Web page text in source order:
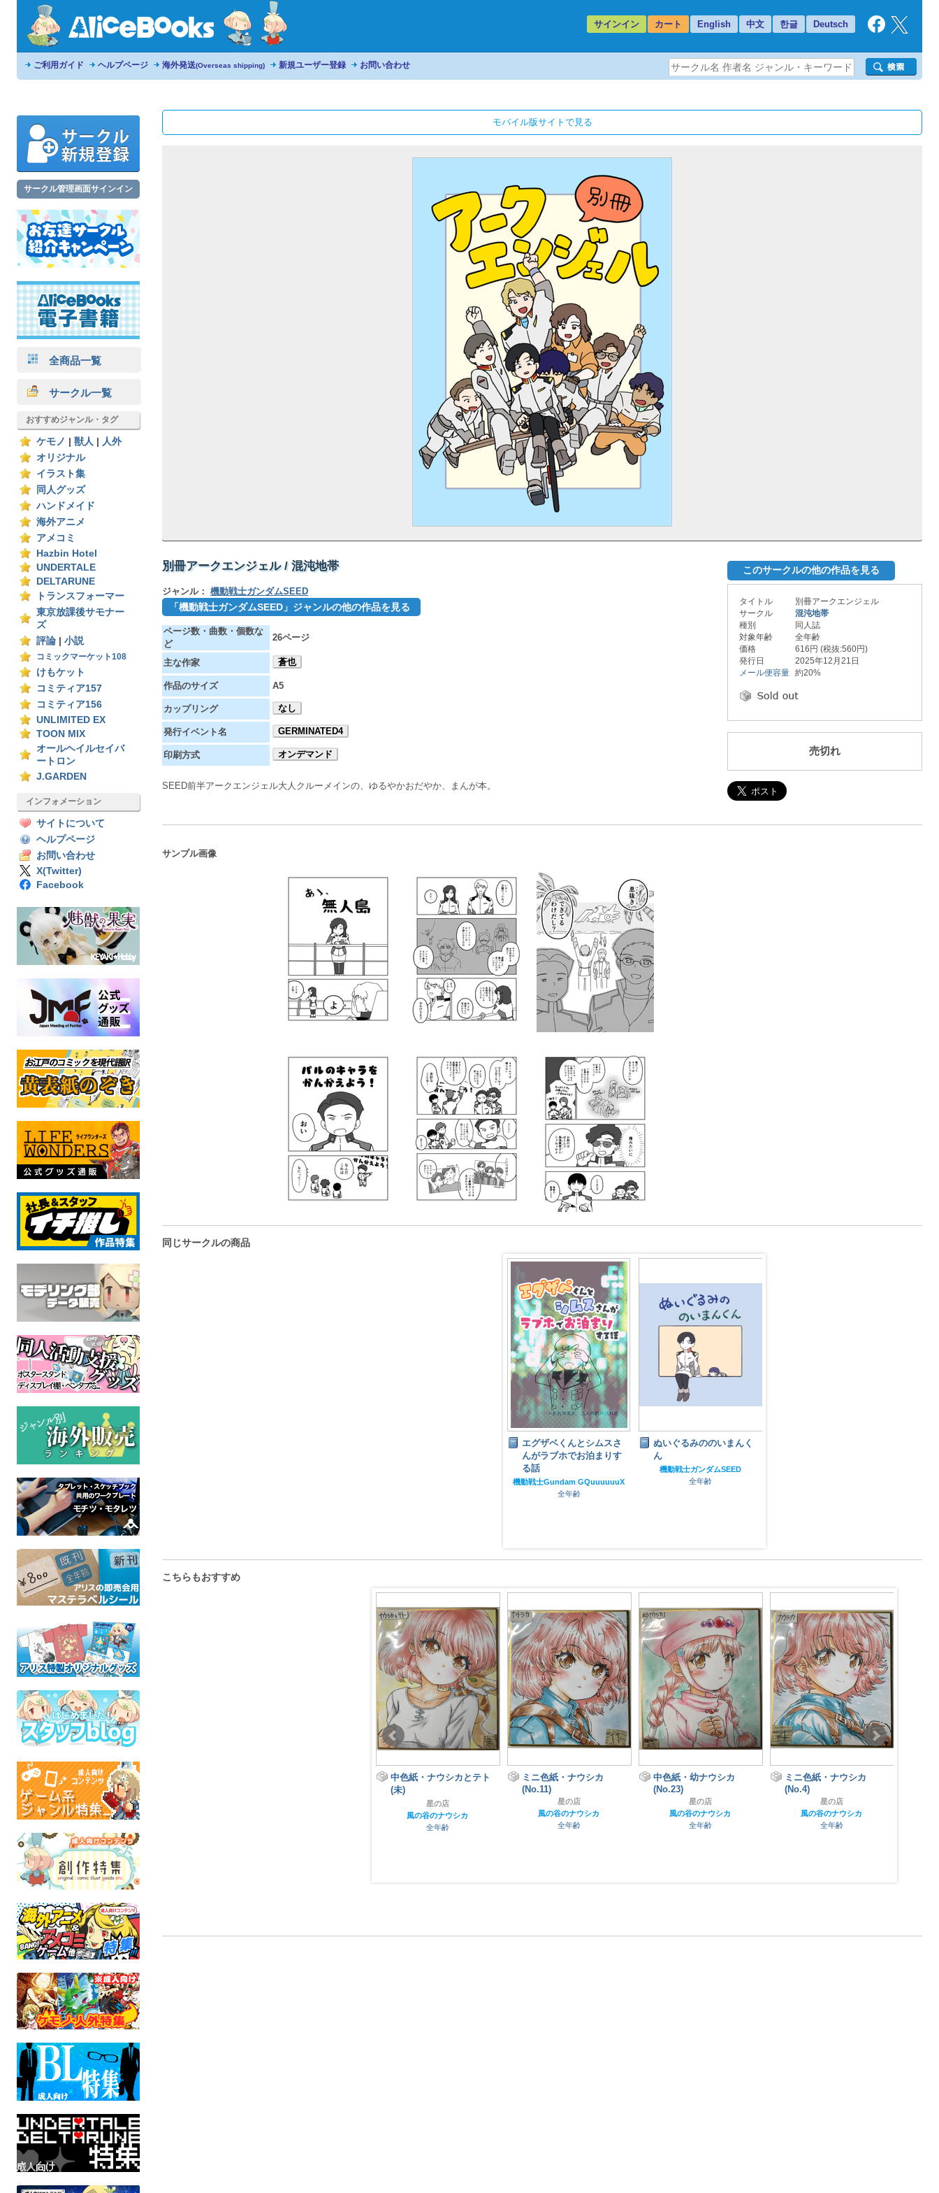
サインイン カート English 中文 한글 Deutsch
ご利用ガイド ヘルプページ 海外発送(Overseas shipping) 新規ユーザー登録 お問い合わせ
サークル管理画面サインイン
全商品一覧
サークル一覧
おすすめジャンル・タグ
ケモノ 獣人
人外
オリジナル
イラスト集
同人グッズ
ハンドメイド
海外アニメ
アメコミ
Hazbin Hotel
UNDERTALE
DELTARUNE
トランスフォーマー
東京放課後サモナー
ズ
評論
小説
コミックマーケット108
けもケット
コミティア157
コミティア156
UNLIMITED EX
TOON MIX
オールヘイルセイバ
ートロン
J.GARDEN
インフォメーション
サイトについて
ヘルプページ
お問い合わせ
X(Twitter)
Facebook
モバイル版サイトで見る
別冊アークエンジェル / 混沌地帯
ジャンル： 機動戦士ガンダムSEED
「機動戦士ガンダムSEED」ジャンルの他の作品を見る
ページ数・曲数・個数な
ど
26ページ
主な作家 蒼也
作品のサイズ A5
カップリング なし
発行イベント名 GERMINATED4
印刷方式 オンデマンド
SEED前半アークエンジェル大人クルーメインの、ゆるやかおだやか、まんが本。
このサークルの他の作品を見る
タイトル
別冊アークエンジェル
サークル
混沌地帯
種別
同人誌
対象年齢
全年齢
価格
616円 (税抜:560円)
発行日
2025年12月21日
メール便容量 約20%
売切れ
サンプル画像
同じサークルの商品
エグザベくんとシムスさ
んがラブホでお泊まりす
る話
機動戦士Gundam GQuuuuuuX
全年齢
ぬいぐるみののいまんく
ん
機動戦士ガンダムSEED
全年齢
こちらもおすすめ
ニ色紙・幼ナウシカ
星の店
風の谷のナウシカ
中色紙・ナウシカとテト
(未)
星の店
風の谷のナウシカ
全年齢
ミニ色紙・ナウシカ
(No.11)
星の店
風の谷のナウシカ
全年齢
中色紙・幼ナウシカ
(No.23)
星の店
風の谷のナウシカ
全年齢
ミニ色紙・ナウシカ
(No.4)
星の店
風の谷のナウシカ
全年齢